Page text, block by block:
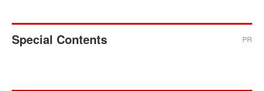
Special Contents PR